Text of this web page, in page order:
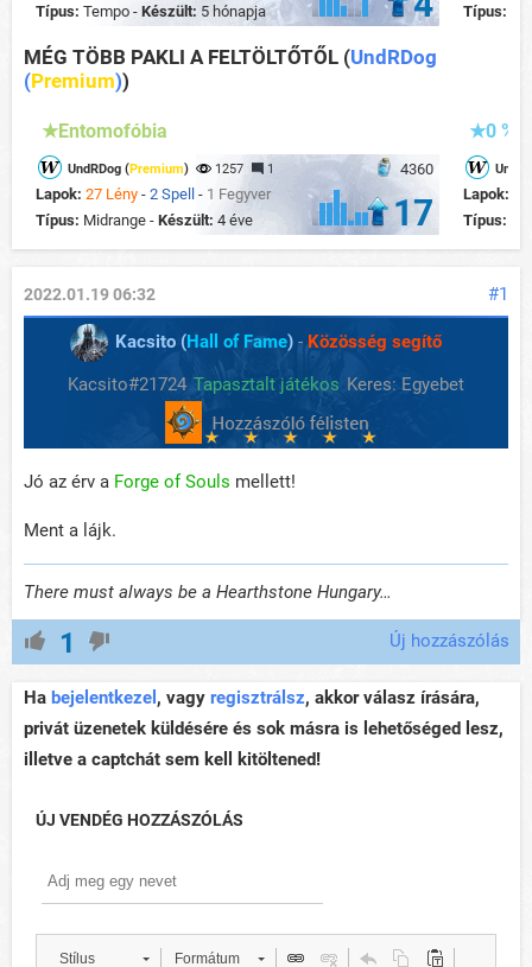
Típus: Tempo - Készült: 5 hónapja
Típus:
MÉG TÖBB PAKLI A FELTÖLTŐTŐL (UndRDog
(Premium))
★Entomofóbia
4360
UndRDog (Premium) 1257 1
Lapok: 27 Lény - 2 Spell - 1 Fegyver
Típus: Midrange - Készült: 4 éve 17
★0 %
Lapok:
Típus:
#1
2022.01.19 06:32
Kacsito (Hall of Fame) - Közösség segítő
Kacsito#21724 Tapasztalt játékos Keres: Egyebet
Jó az érv a Forge of Souls mellett!
Ment a lájk.
There must always be a Hearthstone Hungary…
1 Új hozzászólás
Ha bejelentkezel , vagy regisztrálsz, akkor válasz írására,
privát üzenetek küldésére és sok másra is lehetőséged lesz,
illetve a captchát sem kell kitöltened!
ÚJ VENDÉG HOZZÁSZÓLÁS
Stílus Formátum